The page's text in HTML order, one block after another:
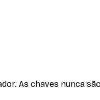
As chaves nunca